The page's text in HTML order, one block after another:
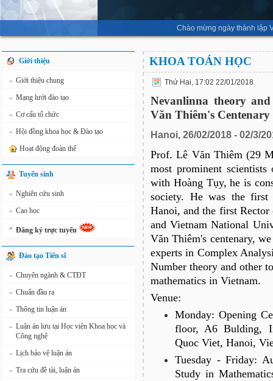
Chào mừng ngày thành lập
Giới thiệu
» Giới thiệu chung
» Mạng lưới đào tạo
» Cơ cấu tổ chức
» Hội đồng khoa học & Đào tạo
Hoạt động đoàn thể
Tuyển sinh
» Nghiên cứu sinh
» Cao học
» Đăng ký trực tuyến
Đào tạo Tiến sĩ
» Chuyên ngành & CTĐT
» Chuẩn đầu ra
» Thông tin luận án
» Luận án lưu tại Học viện Khoa học và
Công nghệ
» Lịch bảo vệ luận án
» Tra cứu đề tài, luận án
KHOA TOÁN HỌC
Thứ Hai, 17:02 22/01/2018
Nevanlinna theory
Văn Thiêm's Centenary
Hanoi, 26/02/2018 - 02/3/
Prof. Lê Văn Thiêm (29
most prominent
with Hoàng Tụy, he is
society. He was the
Hanoi, and the first
and Vietnam National
Văn Thiêm's centenary,
experts in Complex
Number theory and other
mathematics in Vietnam.
Venue:
Monday: Opening
floor, A6 Bulding,
Quoc Viet, Hanoi,
Tuesday - Friday:
Study in